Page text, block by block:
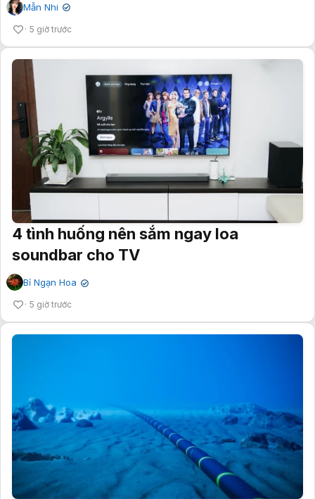
Mẫn Nhi ✔
5 giờ trước
4 tình huống nên sắm ngay loa
soundbar cho TV
Bỉ Ngạn Hoa ✔
5 giờ trước